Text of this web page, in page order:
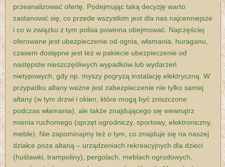
przeanalizować ofertę. Podejmując taką decyzję warto
zastanowić się, co przede wszystkim jest dla nas najcenniejsze
i co w związku z tym polisa powinna obejmować. Najczęściej
oferowane jest ubezpieczenie od ognia, włamania, huraganu,
czasem dostępne jest też w pakiecie ubezpieczenie od
następstw nieszczęśliwych wypadków lub wydarzeń
nietypowych, gdy np. myszy pogryzą instalację elektryczną.W
przypadku altany ważne jest zabezpieczenie nie tylko samej
altany (w tym drzwi i okien, które mogą być zniszczone
podczas włamania), ale także znajdującego się wewnątrz
mienia ruchomego (sprzęt ogrodniczy, sportowy, elektroniczny,
meble). Nie zapominajmy też o tym, co znajduje się na naszej
działce poza altaną – urządzeniach rekreacyjnych dla dzieci
(huśtawki, trampoliny), pergolach, meblach ogrodowych,